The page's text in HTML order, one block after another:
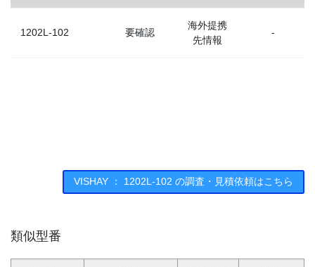
1202L-102 要確認
海外提携
先情報
-
VISHAY ： 1202L-102 の調査・見積依頼はこちら
類似型番